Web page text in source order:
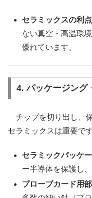
セラミックスの利
ない真空・高温環
優れています。
4. パッケージング
チップを切り出し、
セラミックスは重要です
セラミックパッケ
ー半導体を保護し
プローブカード用